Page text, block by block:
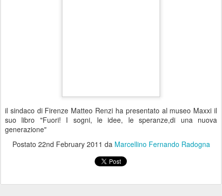
il sindaco di Firenze Matteo Renzi ha presentato al museo Maxxi il
suo libro "Fuori! I sogni, le idee, le speranze,di una nuova
generazione"
Postato 22nd February 2011 da Marcellino Fernando Radogna